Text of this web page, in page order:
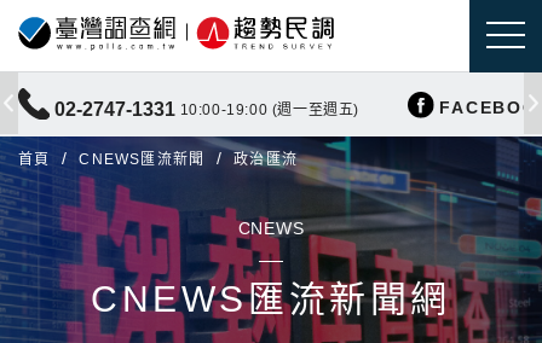
02-2747-1331 10:00-19:00 (週一至週五)
首頁 CNEWS匯流新聞 政治匯流
CNEWS
CNEWS匯流新聞網